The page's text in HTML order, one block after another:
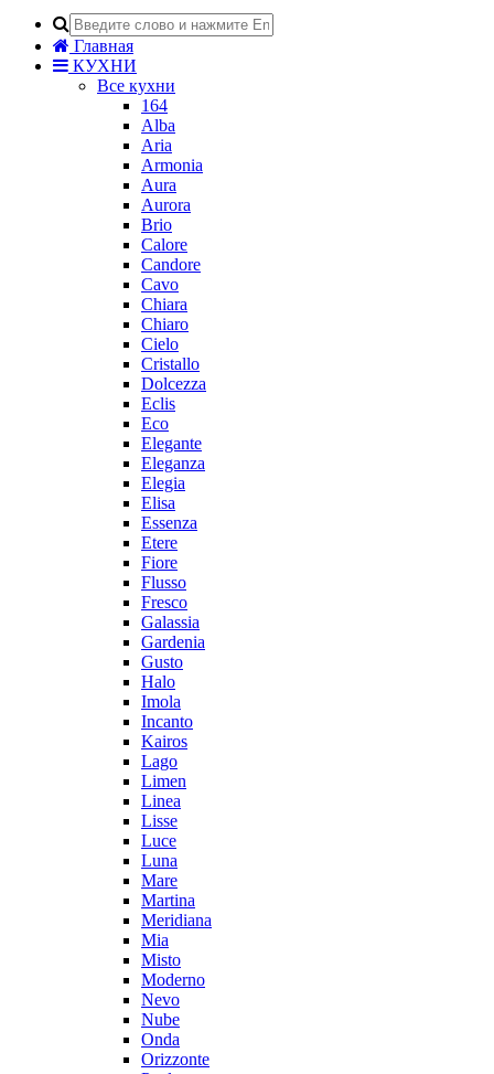
Главная
КУХНИ
Все кухни
164
Alba
Aria
Armonia
Aura
Aurora
Brio
Calore
Candore
Cavo
Chiara
Chiaro
Cielo
Cristallo
Dolcezza
Eclis
Eco
Elegante
Eleganza
Elegia
Elisa
Essenza
Etere
Fiore
Flusso
Fresco
Galassia
Gardenia
Gusto
Halo
Imola
Incanto
Kairos
Lago
Limen
Linea
Lisse
Luce
Luna
Mare
Martina
Meridiana
Mia
Misto
Moderno
Nevo
Nube
Onda
Orizzonte